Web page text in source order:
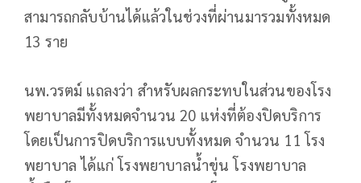
สามารถกลับบ้านได้แล้วในช่วงที่ผ่านมารวมทั้งหมด
13 ราย
นพ.วรตม์ แถลงว่า สำหรับผลกระทบในส่วนของโรง
พยาบาลมีทั้งหมดจำนวน 20 แห่งที่ต้องปิดบริการ
โดยเป็นการปิดบริการแบบทั้งหมด จำนวน 11 โรง
พยาบาล ได้แก่ โรงพยาบาลน้ำขุ่น โรงพยาบาล